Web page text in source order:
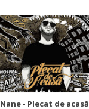
Nane - Plecat de acasă